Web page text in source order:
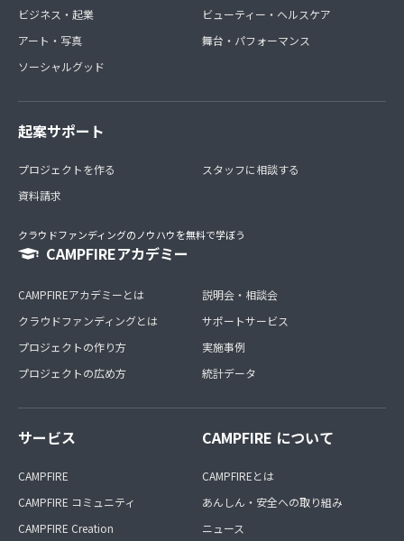
ビジネス・起業
アート・写真
ソーシャルグッド
ビューティー・ヘルスケア
舞台・パフォーマンス
起案サポート
プロジェクトを作る
資料請求
スタッフに相談する
クラウドファンディングのノウハウを無料で学ぼう
CAMPFIREアカデミー
CAMPFIREアカデミーとは
クラウドファンディングとは
プロジェクトの作り方
プロジェクトの広め方
説明会・相談会
サポートサービス
実施事例
統計データ
サービス
CAMPFIRE
CAMPFIRE コミュニティ
CAMPFIRE Creation
CAMPFIRE について
CAMPFIREとは
あんしん・安全への取り組み
ニュース